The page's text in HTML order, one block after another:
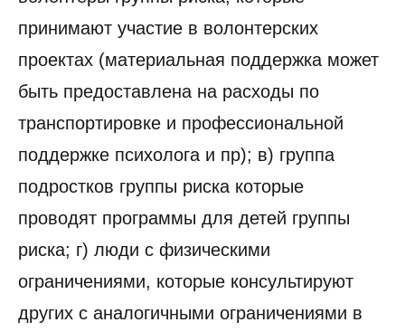
принимают участие в волонтерских
проектах (материальная поддержка может
быть предоставлена на расходы по
транспортировке и профессиональной
поддержке психолога и пр); в) группа
подростков группы риска которые
проводят программы для детей группы
риска; г) люди с физическими
ограничениями, которые консультируют
других с аналогичными ограничениями в